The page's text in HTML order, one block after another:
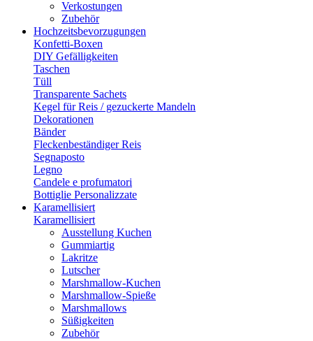
Verkostungen
Zubehör
Hochzeitsbevorzugungen
Konfetti-Boxen
DIY Gefälligkeiten
Taschen
Tüll
Transparente Sachets
Kegel für Reis / gezuckerte Mandeln
Dekorationen
Bänder
Fleckenbeständiger Reis
Segnaposto
Legno
Candele e profumatori
Bottiglie Personalizzate
Karamellisiert
Karamellisiert
Ausstellung Kuchen
Gummiartig
Lakritze
Lutscher
Marshmallow-Kuchen
Marshmallow-Spieße
Marshmallows
Süßigkeiten
Zubehör